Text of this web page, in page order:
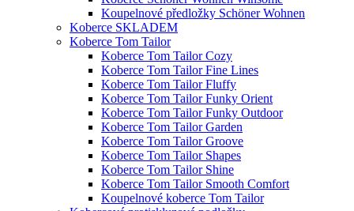
Koupelnové předložky Schöner Wohnen
Koberce SKLADEM
Koberce Tom Tailor
Koberce Tom Tailor Cozy
Koberce Tom Tailor Fine Lines
Koberce Tom Tailor Fluffy
Koberce Tom Tailor Funky Orient
Koberce Tom Tailor Funky Outdoor
Koberce Tom Tailor Garden
Koberce Tom Tailor Groove
Koberce Tom Tailor Shapes
Koberce Tom Tailor Shine
Koberce Tom Tailor Smooth Comfort
Koupelnové koberce Tom Tailor